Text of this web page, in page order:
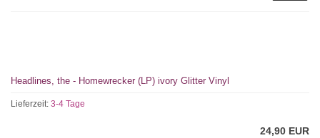
Headlines, the - Homewrecker (LP) ivory Glitter Vinyl
Lieferzeit: 3-4 Tage
24,90 EUR